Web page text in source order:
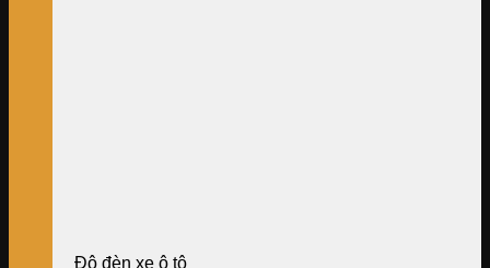
Độ đèn xe ô tô